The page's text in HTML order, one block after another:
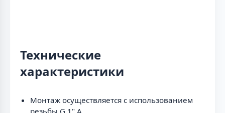
Технические
характеристики
Монтаж осуществляется с использованием
резьбы G 1" A.